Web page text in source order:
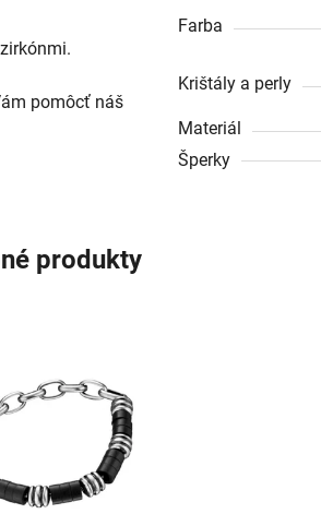
pomôcť náš
Farba
Krištály a perly
Materiál
Šperky
produkty